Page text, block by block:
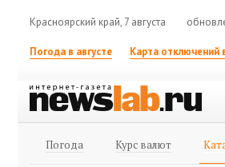
Красноярский край, 7 августа
Погода в августе Карта отключений
Погода Курс валют